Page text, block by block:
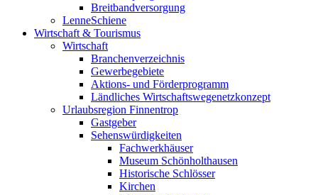
Breitbandversorgung
LenneSchiene
Wirtschaft & Tourismus
Wirtschaft
Branchenverzeichnis
Gewerbegebiete
Aktions- und Förderprogramm
Ländliches Wirtschaftswegenetzkonzept
Urlaubsregion Finnentrop
Gastgeber
Sehenswürdigkeiten
Fachwerkhäuser
Museum Schönholthausen
Historische Schlösser
Kirchen